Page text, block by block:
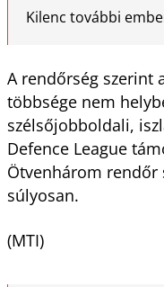
Kilenc további
A rendőrség szerint
többsége nem
szélsőjobboldali,
Defence League
Ötvenhárom rendőr
súlyosan.
(MTI)